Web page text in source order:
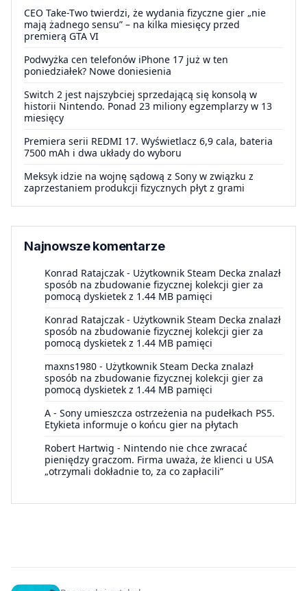
CEO Take-Two twierdzi, że wydania fizyczne gier „nie
mają żadnego sensu” – na kilka miesięcy przed
premierą GTA VI
Podwyżka cen telefonów iPhone 17 już w ten
poniedziałek? Nowe doniesienia
Switch 2 jest najszybciej sprzedającą się konsolą w
historii Nintendo. Ponad 23 miliony egzemplarzy w 13
miesięcy
Premiera serii REDMI 17. Wyświetlacz 6,9 cala, bateria
7500 mAh i dwa układy do wyboru
Meksyk idzie na wojnę sądową z Sony w związku z
zaprzestaniem produkcji fizycznych płyt z grami
Najnowsze komentarze
Konrad Ratajczak - Użytkownik Steam Decka znalazł
sposób na zbudowanie fizycznej kolekcji gier za
pomocą dyskietek z 1.44 MB pamięci
Konrad Ratajczak - Użytkownik Steam Decka znalazł
sposób na zbudowanie fizycznej kolekcji gier za
pomocą dyskietek z 1.44 MB pamięci
maxns1980 - Użytkownik Steam Decka znalazł
sposób na zbudowanie fizycznej kolekcji gier za
pomocą dyskietek z 1.44 MB pamięci
A - Sony umieszcza ostrzeżenia na pudełkach PS5.
Etykieta informuje o końcu gier na płytach
Robert Hartwig - Nintendo nie chce zwracać
pieniędzy graczom. Firma uważa, że klienci u USA
„otrzymali dokładnie to, za co zapłacili”